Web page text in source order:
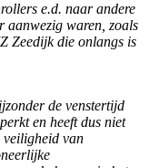
e.d. naar andere
aanwezig waren, zoals
Zeedijk die onlangs is
de venstertijd
en heeft dus niet
veiligheid van